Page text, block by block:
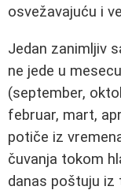
osvežavajuću i
Jedan zanimljiv
ne jede u
(september,
februar, mart,
potiče iz
čuvanja tokom
danas poštuju iz